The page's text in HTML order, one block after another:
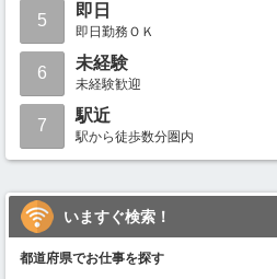
5
即日
即日勤務ＯＫ
6
未経験
未経験歓迎
7
駅近
駅から徒歩数分圏内
いますぐ検索！
都道府県でお仕事を探す